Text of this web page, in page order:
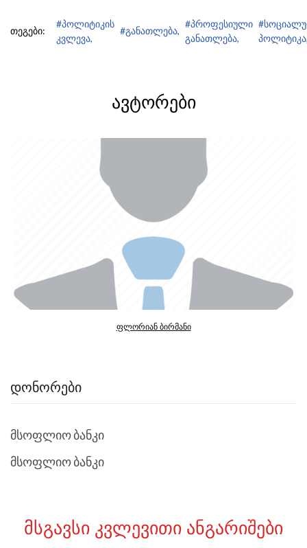
თეგები:
#პოლიტიკის
კვლევა,
#განათლება,
#პროფესიული
განათლება,
ᲐᲕᲢᲝᲠᲔᲑᲘ
ფლორიან ბირმანი
ᲓᲝᲜᲝᲠᲔᲑᲘ
მსოფლიო ბანკი
მსოფლიო ბანკი
ᲛᲡᲒᲐᲕᲡᲘ ᲙᲕᲚᲔᲕᲘᲗᲘ ᲐᲜᲒᲐᲠᲘᲨᲔᲑᲘ